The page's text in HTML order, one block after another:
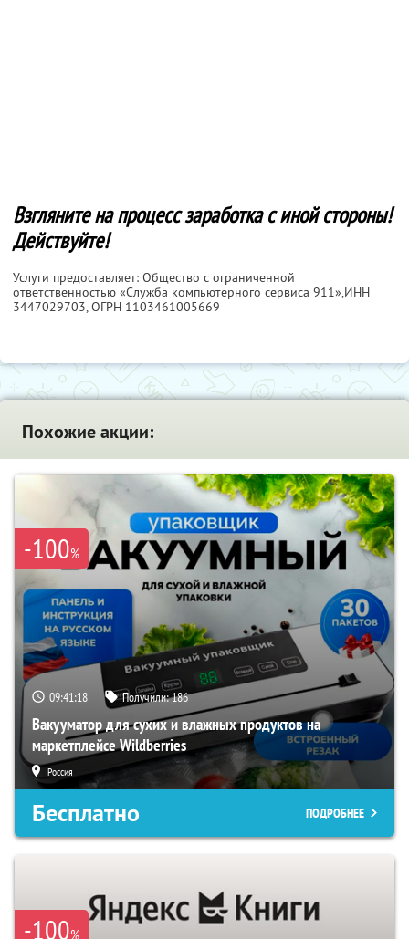
Взгляните на процесс заработка с иной стороны!
Действуйте!
Услуги предоставляет: Общество с ограниченной
ответственностью «Служба компьютерного сервиса 911»,ИНН
3447029703, ОГРН 1103461005669
Похожие акции:
-100%
09:41:17 Получили:186
Вакууматор для сухих и влажных продуктов на
маркетплейсе Wildberries
Россия
Бесплатно ПОДРОБНЕЕ
-100%